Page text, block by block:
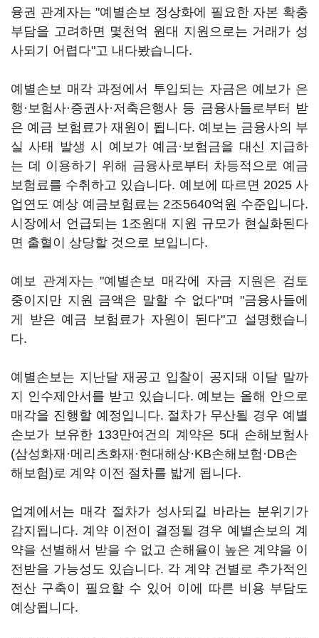
융권 관계자는 "예별손보 정상화에 필요한 자본 확충
부담을 고려하면 몇천억 원대 지원으로는 거래가 성
사되기 어렵다"고 내다봤습니다.
예별손보 매각 과정에서 투입되는 자금은 예보가 은
행·보험사·증권사·저축은행사 등 금융사들로부터 받
은 예금 보험료가 재원이 됩니다. 예보는 금융사의 부
실 사태 발생 시 예보가 예금·보험금을 대신 지급하
는 데 이용하기 위해 금융사로부터 차등적으로 예금
보험료를 수취하고 있습니다. 예보에 따르면 2025 사
업연도 예상 예금보험료는 2조5640억원 수준입니다.
시장에서 언급되는 1조원대 지원 규모가 현실화된다
면 출혈이 상당할 것으로 보입니다.
예보 관계자는 "예별손보 매각에 자금 지원은 검토
중이지만 지원 금액은 말할 수 없다"며 "금융사들에
게 받은 예금 보험료가 자원이 된다"고 설명했습니
다.
예별손보는 지난달 재공고 입찰이 공지돼 이달 말까
지 인수제안서를 받고 있습니다. 예보는 올해 안으로
매각을 진행할 예정입니다. 절차가 무산될 경우 예별
손보가 보유한 133만여건의 계약은 5대 손해보험사
(삼성화재·메리츠화재·현대해상·KB손해보험·DB손
해보험)로 계약 이전 절차를 밟게 됩니다.
업계에서는 매각 절차가 성사되길 바라는 분위기가
감지됩니다. 계약 이전이 결정될 경우 예별손보의 계
약을 선별해서 받을 수 없고 손해율이 높은 계약을 이
전받을 가능성도 있습니다. 각 계약 건별로 추가적인
전산 구축이 필요할 수 있어 이에 따른 비용 부담도
예상됩니다.